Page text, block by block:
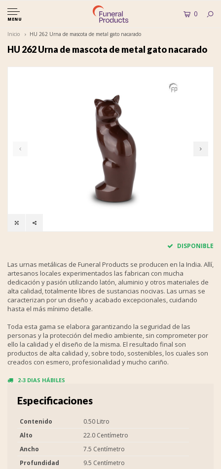
MENU
0
Inicio HU 262 Urna de mascota de metal gato nacarado
HU 262 Urna de mascota de metal gato nacarado
DISPONIBLE
Las urnas metálicas de Funeral Products se producen en la India. Allí,
artesanos locales experimentados las fabrican con mucha
dedicación y pasión utilizando latón, aluminio y otros materiales de
alta calidad, totalmente libres de sustancias nocivas. Las urnas se
caracterizan por un diseño y acabado excepcionales, cuidando
hasta el más mínimo detalle.
Toda esta gama se elabora garantizando la seguridad de las
personas y la protección del medio ambiente, sin comprometer por
ello la calidad y el diseño de la misma. El resultado final son
productos de alta calidad y, sobre todo, sostenibles, los cuales son
creados con esmero, profesionalidad y mucho cariño.
2-3 DIAS HÁBILES
Especificaciones
Contenido
0.50 Litro
Alto
22.0 Centímetro
Ancho
7.5 Centímetro
Profundidad
9.5 Centímetro